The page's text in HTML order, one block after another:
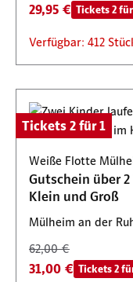
29,95 € Tickets 2
Verfügbar: 412
Tickets 2 für 1
Weiße Flotte
Gutschein über
Klein und Groß
Mülheim an der
62,00 €
31,00 € Tickets 2